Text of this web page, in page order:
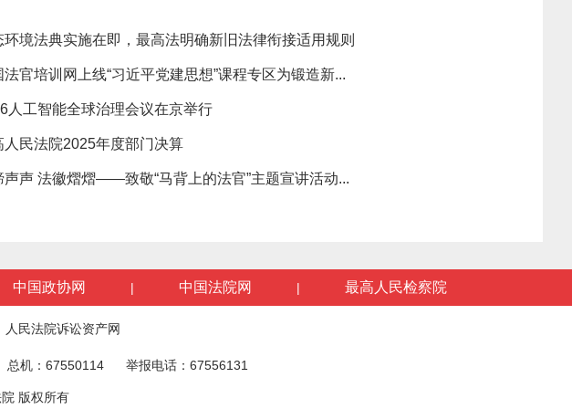
环境法典实施在即，最高法明确新旧法律衔接适用规则
法官培训网上线“习近平党建思想”课程专区为锻造新...
人工智能全球治理会议在京举行
人民法院2025年度部门决算
声声 法徽熠熠——致敬“马背上的法官”主题宣讲活动...
中国政协网 | 中国法院网 | 最高人民检察院
人民法院诉讼资产网
总机：67550114 举报电话：67556131
版权所有